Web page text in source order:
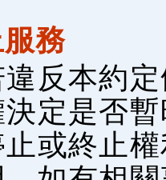
務
反本約
定是否
或終止